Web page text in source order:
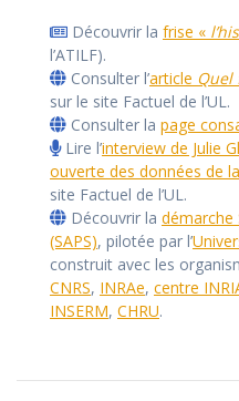
Découvrir la frise «
l’ATILF).
Consulter l’article Quel
sur le site Factuel de l’UL.
Consulter la page
Lire l’interview de Julie
ouverte des données de
site Factuel de l’UL.
Découvrir la démarche
(SAPS), pilotée par l’
construit avec les
CNRS, INRAe, centre
INSERM, CHRU.